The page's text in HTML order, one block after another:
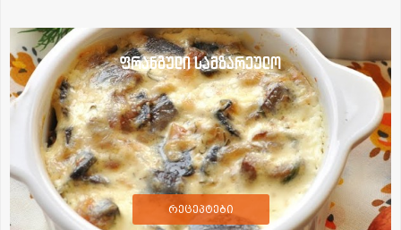
ფრანგული სამზარეულო
რეცეპტები